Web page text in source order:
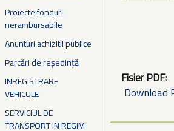
Proiecte fonduri
nerambursabile
Anunturi achizitii publice
Parcări de reședință
INREGISTRARE
VEHICULE
SERVICIUL DE
TRANSPORT IN REGIM
Fisier PDF:
Download